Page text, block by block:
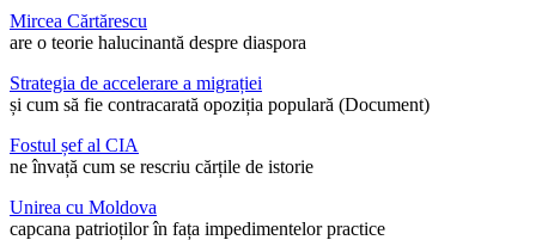
Mircea Cărtărescu
are o teorie halucinantă despre diaspora
Strategia de accelerare a migrației
și cum să fie contracarată opoziția populară (Document)
Fostul șef al CIA
ne învață cum se rescriu cărțile de istorie
Unirea cu Moldova
capcana patrioților în fața impedimentelor practice